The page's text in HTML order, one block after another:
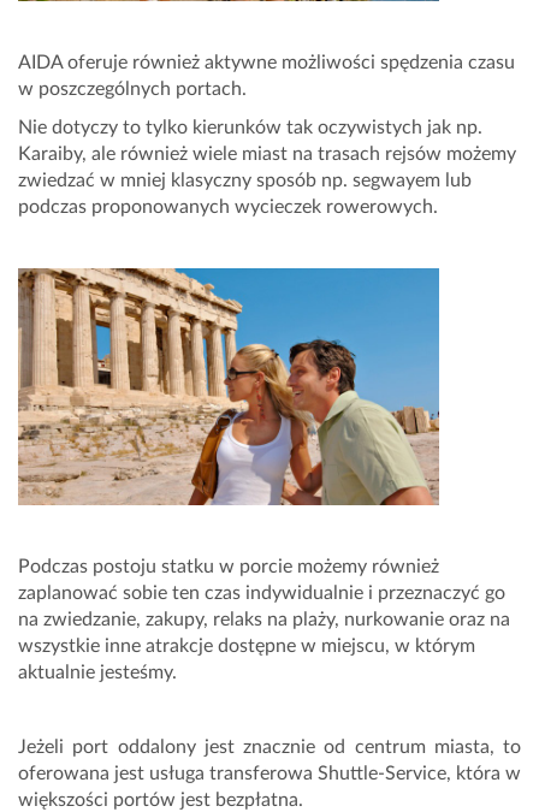
AIDA oferuje również aktywne możliwości spędzenia czasu
w poszczególnych portach.
Nie dotyczy to tylko kierunków tak oczywistych jak np.
Karaiby, ale również wiele miast na trasach rejsów możemy
zwiedzać w mniej klasyczny sposób np. segwayem lub
podczas proponowanych wycieczek rowerowych.
Podczas postoju statku w porcie możemy również
zaplanować sobie ten czas indywidualnie i przeznaczyć go
na zwiedzanie, zakupy, relaks na plaży, nurkowanie oraz na
wszystkie inne atrakcje dostępne w miejscu, w którym
aktualnie jesteśmy.
Jeżeli port oddalony jest znacznie od centrum miasta, to
oferowana jest usługa transferowa Shuttle-Service, która w
większości portów jest bezpłatna.